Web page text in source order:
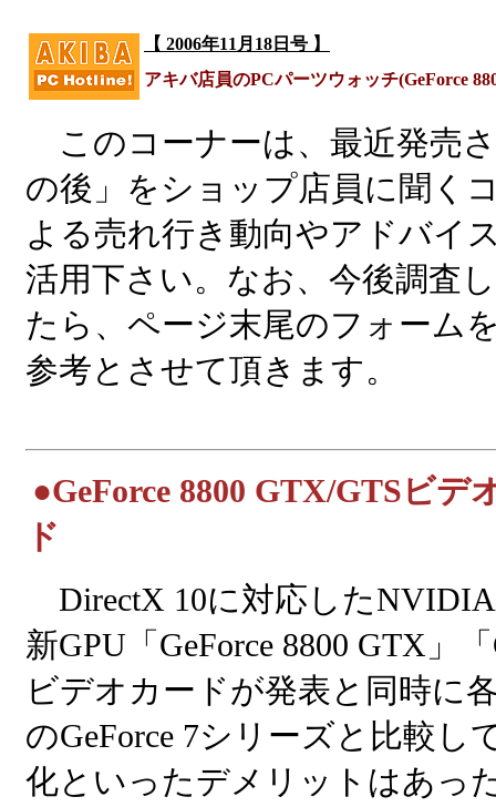
【 2006年11月18日号 】
アキバ店員のPCパーツウォッチ(GeForce
このコーナーは、最近発売
の後」をショップ店員に聞く
よる売れ行き動向やアドバイ
活用下さい。なお、今後調査
たら、ページ末尾のフォーム
参考とさせて頂きます。
●GeForce 8800 GTX/GTSビデ
ド
DirectX 10に対応した
新GPU「GeForce 8800 GTX」
ビデオカードが発表と同時に
のGeForce 7シリーズと比較
化といったデメリットはあっ